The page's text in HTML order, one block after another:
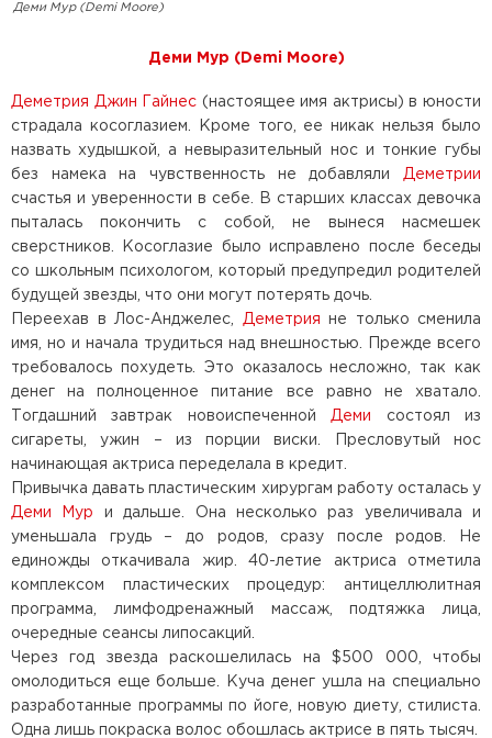
Деми Мур (Demi Moore)
Деми Мур (Demi Moore)
Деметрия Джин Гайнес (настоящее имя актрисы) в юности
страдала косоглазием. Кроме того, ее никак нельзя было
назвать худышкой, а невыразительный нос и тонкие губы
без намека на чувственность не добавляли Деметрии
счастья и уверенности в себе. В старших классах девочка
пыталась покончить с собой, не вынеся насмешек
сверстников. Косоглазие было исправлено после беседы
со школьным психологом, который предупредил родителей
будущей звезды, что они могут потерять дочь.
Переехав в Лос-Анджелес,
Деметрия не только сменила
имя, но и начала трудиться над внешностью. Прежде всего
требовалось похудеть. Это оказалось несложно, так как
денег на полноценное питание все равно не хватало.
Тогдашний завтрак новоиспеченной Деми
состоял из
сигареты, ужин – из порции виски. Пресловутый нос
начинающая актриса переделала в кредит.
Привычка давать пластическим хирургам работу осталась у
Деми Мур
и дальше. Она несколько раз увеличивала и
уменьшала грудь – до родов, сразу после родов. Не
единожды откачивала жир. 40-летие актриса отметила
комплексом пластических процедур: антицеллюлитная
программа, лимфодренажный массаж, подтяжка лица,
очередные сеансы липосакций.
Через год звезда раскошелилась на $500 000, чтобы
омолодиться еще больше. Куча денег ушла на специально
разработанные программы по йоге, новую диету, стилиста.
Одна лишь покраска волос обошлась актрисе в пять тысяч.